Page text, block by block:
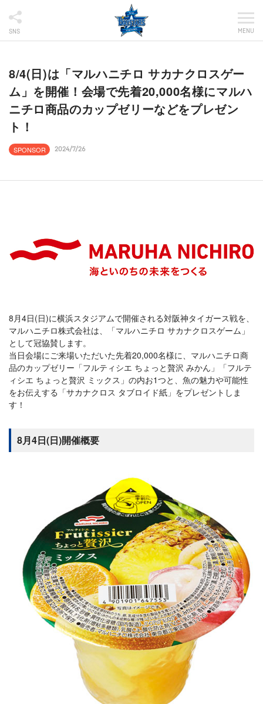
SNS MENU
8/4(日)は「マルハニチロ サカナクロスゲー
ム」を開催！会場で先着20,000名様にマルハ
ニチロ商品のカップゼリーなどをプレゼン
ト！
SPONSOR 2024/7/26
8月4日(日)に横浜スタジアムで開催される対阪神タイガース戦を、
マルハニチロ株式会社は、「マルハニチロ サカナクロスゲーム」
として冠協賛します。
当日会場にご来場いただいた先着20,000名様に、マルハニチロ商
品のカップゼリー「フルティシエ ちょっと贅沢 みかん」「フルテ
ィシエ ちょっと贅沢 ミックス」の内お1つと、魚の魅力や可能性
をお伝えする「サカナクロス タブロイド紙」をプレゼントしま
す！
8月4日(日)開催概要